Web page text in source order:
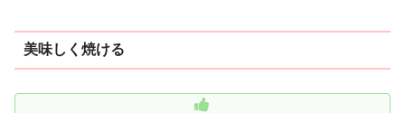
美味しく焼ける